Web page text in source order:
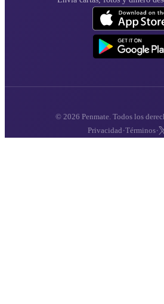
© 2026 Penmate. Todos los
Privacidad ·Términos·